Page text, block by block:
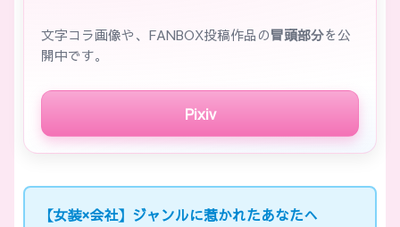
文字コラ画像や、FANBOX投稿作品の冒頭部分を公
開中です。
Pixiv
【女装×会社】ジャンルに惹かれたあなたへ